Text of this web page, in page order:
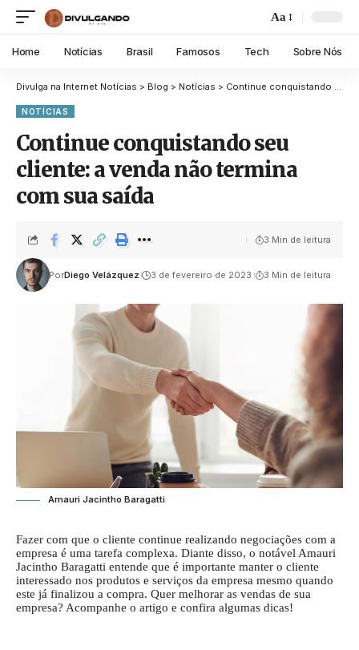
Aa
Home Notícias Brasil Famosos Tech Sobre Nós
Divulga na Internet Notícias > Blog > Notícias > Continue conquistando seu cliente: a venda não termina com sua saída
NOTÍCIAS
Continue conquistando seu
cliente: a venda não termina
com sua saída
PorDiego Velázquez 3 de fevereiro de 2023 3 Min de leitura
3 Min de leitura
Amauri Jacintho Baragatti
Fazer com que o cliente continue realizando negociações com a
empresa é uma tarefa complexa. Diante disso, o notável Amauri
Jacintho Baragatti entende que é importante manter o cliente
interessado nos produtos e serviços da empresa mesmo quando
este já finalizou a compra. Quer melhorar as vendas de sua
empresa? Acompanhe o artigo e confira algumas dicas!